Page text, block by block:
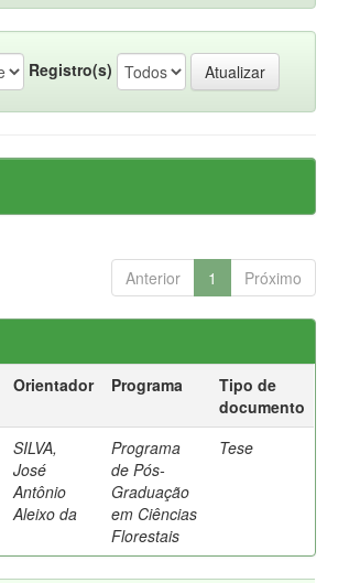
Registro(s)
Anterior 1 Próximo
Orientador Programa
Tipo de
documento
SILVA,
José
Antônio
Aleixo da
Programa
de Pós-
Graduação
em Ciências
Florestais
Tese